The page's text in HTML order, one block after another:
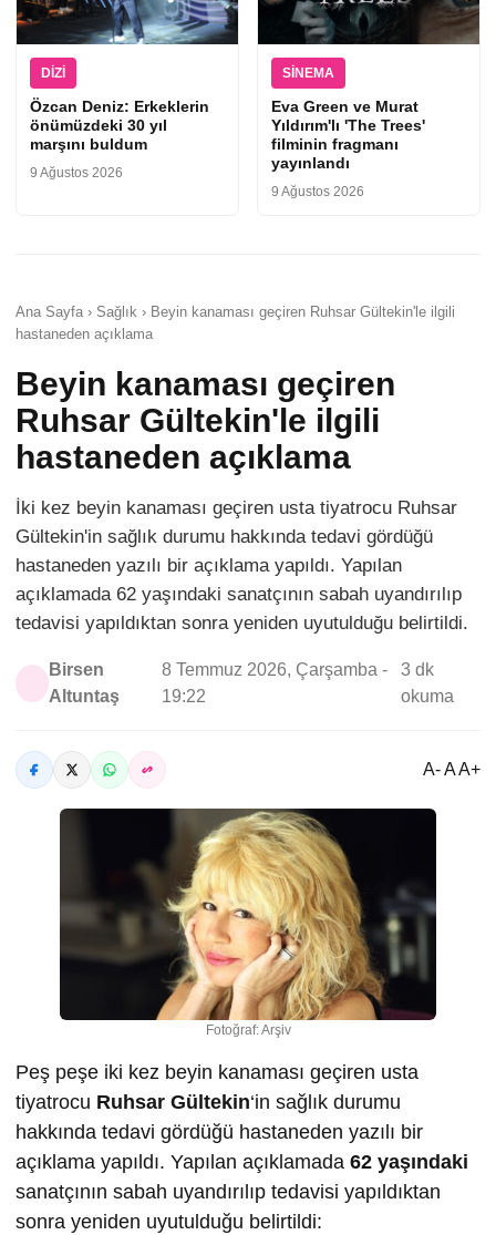
DIZI
Özcan Deniz: Erkeklerin
önümüzdeki 30 yıl
marşını buldum
9 Ağustos 2026
SINEMA
Eva Green ve Murat
Yıldırım'lı 'The Trees'
filminin fragmanı
yayınlandı
9 Ağustos 2026
Ana Sayfa › Sağlık › Beyin kanaması geçiren Ruhsar Gültekin'le ilgili
hastaneden açıklama
Beyin kanaması geçiren
Ruhsar Gültekin'le ilgili
hastaneden açıklama
İki kez beyin kanaması geçiren usta tiyatrocu Ruhsar
Gültekin'in sağlık durumu hakkında tedavi gördüğü
hastaneden yazılı bir açıklama yapıldı. Yapılan
açıklamada 62 yaşındaki sanatçının sabah uyandırılıp
tedavisi yapıldıktan sonra yeniden uyutulduğu belirtildi.
Birsen
Altuntaş
8 Temmuz 2026, Çarşamba -
19:22
3 dk
okuma
A- A A+
Fotoğraf: Arşiv
Peş peşe iki kez beyin kanaması geçiren usta
tiyatrocu Ruhsar Gültekin‘in sağlık durumu
hakkında tedavi gördüğü hastaneden yazılı bir
açıklama yapıldı. Yapılan açıklamada 62 yaşındaki
sanatçının sabah uyandırılıp tedavisi yapıldıktan
sonra yeniden uyutulduğu belirtildi: